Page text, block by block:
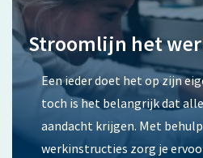
Stroomlijn het
Een ieder doet het op zijn
toch is het belangrijk dat
aandacht krijgen. Met
werkinstructies zorg je